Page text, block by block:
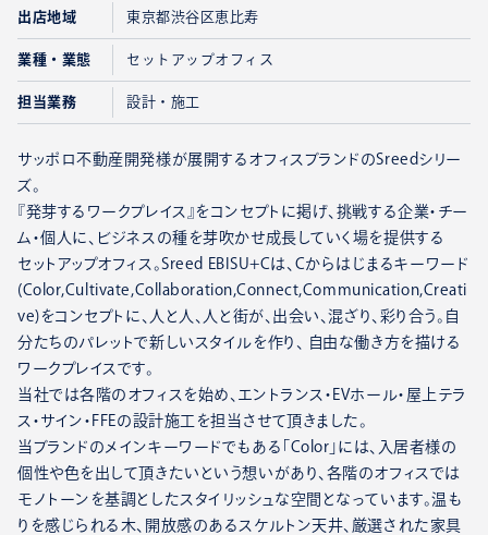
出店地域 東京都渋谷区恵比寿
業種・業態 セットアップオフィス
担当業務 設計・施工
サッポロ不動産開発様が展開するオフィスブランドのSreedシリー
ズ。
『発芽するワークプレイス』をコンセプトに掲げ、挑戦する企業・チー
ム・個人に、ビジネスの種を芽吹かせ成長していく場を提供する
セットアップオフィス。Sreed EBISU+Cは、Cからはじまるキーワード
(Color,Cultivate,Collaboration,Connect,Communication,Creati
ve)をコンセプトに、人と人、人と街が、出会い、混ざり、彩り合う。自
分たちのパレットで新しいスタイルを作り、 自由な働き方を描ける
ワークプレイスです。
当社では各階のオフィスを始め、エントランス・EVホール・屋上テラ
ス・サイン・FFEの設計施工を担当させて頂きました。
当ブランドのメインキーワードでもある「Color」には、入居者様の
個性や色を出して頂きたいという想いがあり、各階のオフィスでは
モノトーンを基調としたスタイリッシュな空間となっています。温も
りを感じられる木、開放感のあるスケルトン天井、厳選された家具